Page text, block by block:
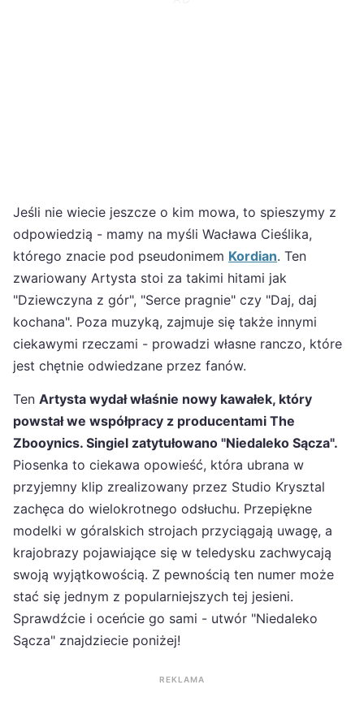
Jeśli nie wiecie jeszcze o kim mowa, to spieszymy z
odpowiedzią - mamy na myśli Wacława Cieślika,
którego znacie pod pseudonimem Kordian. Ten
zwariowany Artysta stoi za takimi hitami jak
"Dziewczyna z gór", "Serce pragnie" czy "Daj, daj
kochana". Poza muzyką, zajmuje się także innymi
ciekawymi rzeczami - prowadzi własne ranczo, które
jest chętnie odwiedzane przez fanów.
Ten Artysta wydał właśnie nowy kawałek, który
powstał we współpracy z producentami The
Zbooynics. Singiel zatytułowano "Niedaleko Sącza".
Piosenka to ciekawa opowieść, która ubrana w
przyjemny klip zrealizowany przez Studio Krysztal
zachęca do wielokrotnego odsłuchu. Przepiękne
modelki w góralskich strojach przyciągają uwagę, a
krajobrazy pojawiające się w teledysku zachwycają
swoją wyjątkowością. Z pewnością ten numer może
stać się jednym z popularniejszych tej jesieni.
Sprawdźcie i oceńcie go sami - utwór "Niedaleko
Sącza" znajdziecie poniżej!
REKLAMA